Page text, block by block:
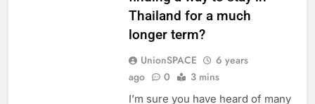
finding a way to stay in
Thailand for a much
longer term?
UnionSPACE
6 years